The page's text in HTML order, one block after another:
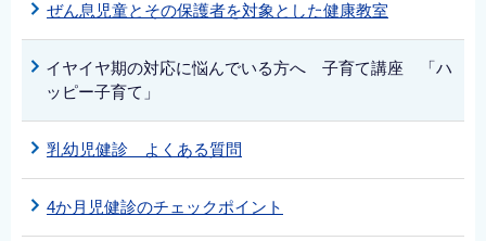
ぜん息児童とその保護者を対象とした健康教室
イヤイヤ期の対応に悩んでいる方へ 子育て講座 「ハ
ッピー子育て」
乳幼児健診 よくある質問
4か月児健診のチェックポイント